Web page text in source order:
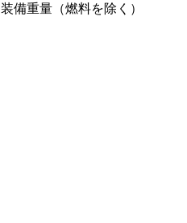
装備重量（燃料を除く）